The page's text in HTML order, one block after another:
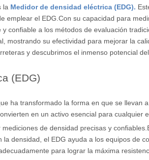
la Medidor de densidad eléctrica (EDG).
el EDG.Con su capacidad para
a los métodos de evaluación
mostrando su efectividad para mejorar la
y descubrimos el inmenso potencial
(EDG)
ha transformado la forma en que se llevan
en un activo esencial para cualquier
de densidad precisas y
densidad, el EDG ayuda a los equipos de
para lograr la máxima